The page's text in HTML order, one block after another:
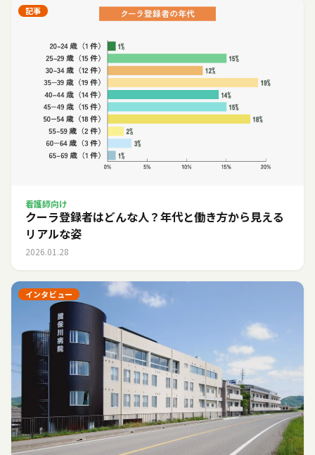
記事
看護師向け
クーラ登録者はどんな人？年代と働き方から見える
リアルな姿
2026.01.28
インタビュー